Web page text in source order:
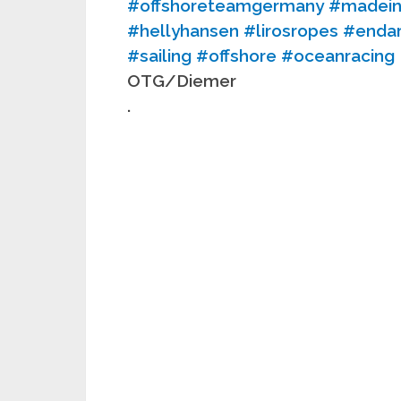
#offshoreteamgermany
#hellyhansen #lirosropes
#sailing #offshore #oceanracing
OTG/Diemer
.